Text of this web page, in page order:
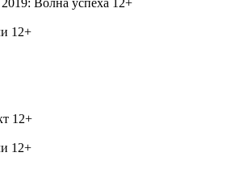
12+
12+
12+